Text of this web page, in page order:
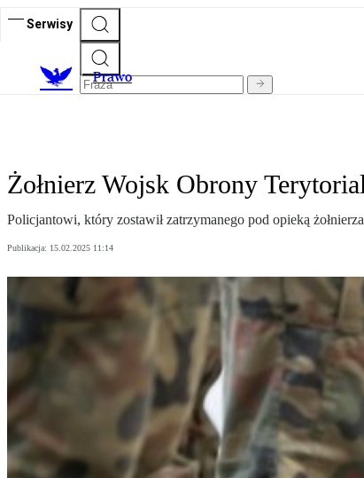
Serwisy
Prawo
Żołnierz Wojsk Obrony
Policjantowi, który zostawił zatrzymanego pod opieką
Publikacja: 15.02.2025 11:14